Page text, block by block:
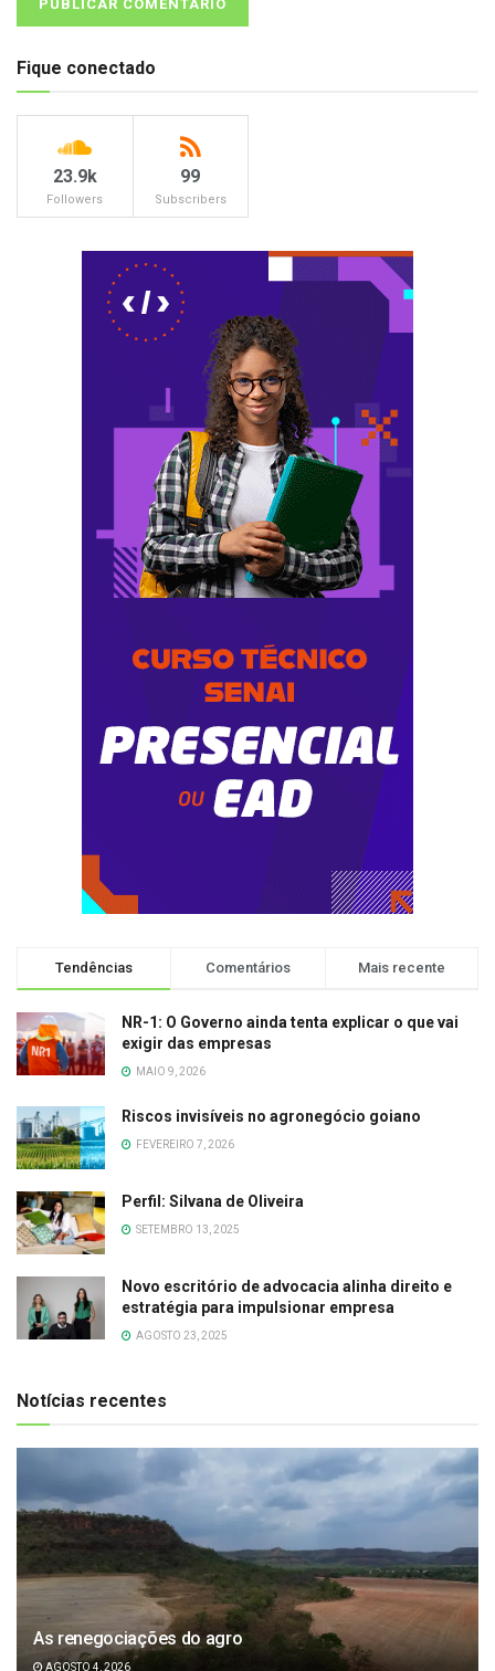
Fique conectado
23.9k
Followers
99
Subscribers
Tendências Comentários Mais recente
NR-1: O Governo ainda tenta explicar o que vai
exigir das empresas
MAIO 9, 2026
Riscos invisíveis no agronegócio goiano
FEVEREIRO 7, 2026
Perfil: Silvana de Oliveira
SETEMBRO 13, 2025
Novo escritório de advocacia alinha direito e
estratégia para impulsionar empresa
AGOSTO 23, 2025
Notícias recentes
As renegociações do agro
AGOSTO 4, 2026